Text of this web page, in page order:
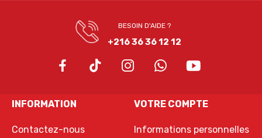
BESOIN D'AIDE ?
+216 36 36 12 12
INFORMATION
Contactez-nous
VOTRE COMPTE
Informations personnelles